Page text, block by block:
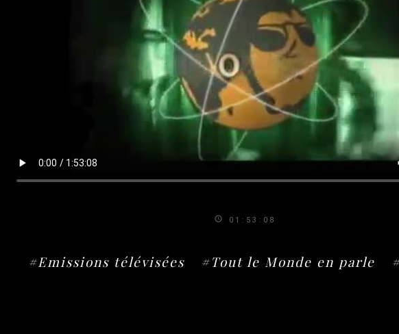
01:53:08
#Emissions télévisées #Tout le Monde en parle